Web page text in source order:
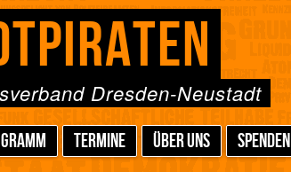
Dresden-Neustadt
TERMINE ÜBER UNS SPENDEN